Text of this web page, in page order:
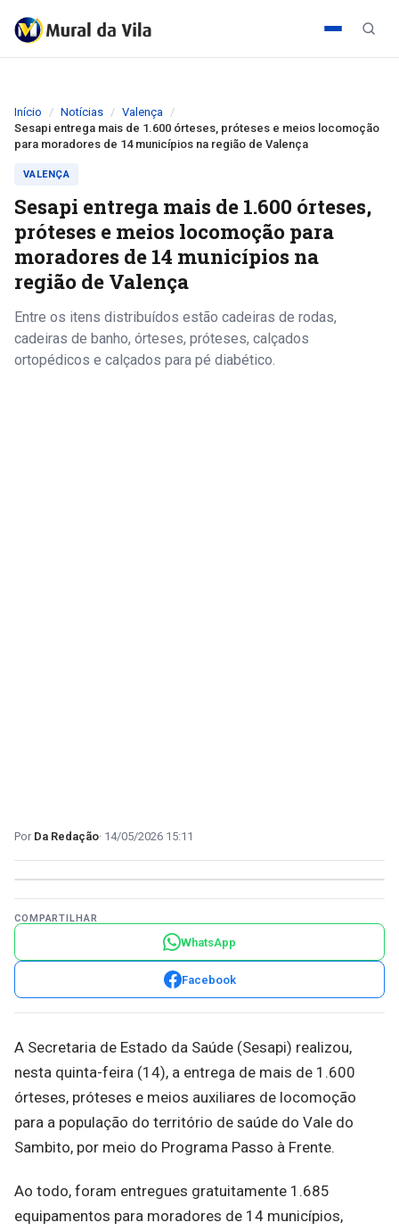
Início Notícias
Valença
Sesapi entrega mais de 1.600 órteses, próteses e meios locomoção
para moradores de 14 municípios na região de Valença
VALENÇA
Sesapi entrega mais de 1.600 órteses,
próteses e meios locomoção para
moradores de 14 municípios na
região de Valença
Entre os itens distribuídos estão cadeiras de rodas,
cadeiras de banho, órteses, próteses, calçados
ortopédicos e calçados para pé diabético.
Da Redação 14/05/2026 15:11
COMPARTILHAR
WhatsApp
Facebook
A Secretaria de Estado da Saúde (Sesapi) realizou,
nesta quinta-feira (14), a entrega de mais de 1.600
órteses, próteses e meios auxiliares de locomoção
para a população do território de saúde do Vale do
Sambito, por meio do Programa Passo à Frente.
Ao todo, foram entregues gratuitamente 1.685
equipamentos para moradores de 14 municípios,